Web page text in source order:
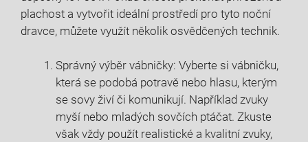
plachost a vytvořit ideální prostředí ‌pro tyto noční
⁣dravce, můžete využít několik osvědčených technik.
Správný výběr vábničky: Vyberte si ​vábničku,
která se podobá potravě nebo hlasu, kterým
se sovy živí či komunikují.⁤ Například zvuky⁣
myší nebo mladých ‌sovčích ptáčat. Zkuste
však vždy použít realistické a ⁢kvalitní zvuky,